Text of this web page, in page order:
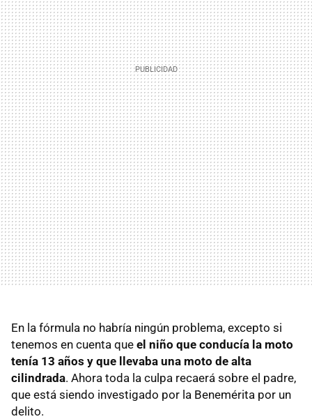
En la fórmula no habría ningún problema, excepto si
tenemos en cuenta que el niño que conducía la moto
tenía 13 años y que llevaba una moto de alta
cilindrada. Ahora toda la culpa recaerá sobre el padre,
que está siendo investigado por la Benemérita por un
delito.